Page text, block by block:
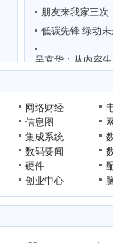
朋友来我家三次
低碳先锋 绿动
吴克华：从内容
网络财经
信息图
集成系统
数码要闻
硬件
创业中心